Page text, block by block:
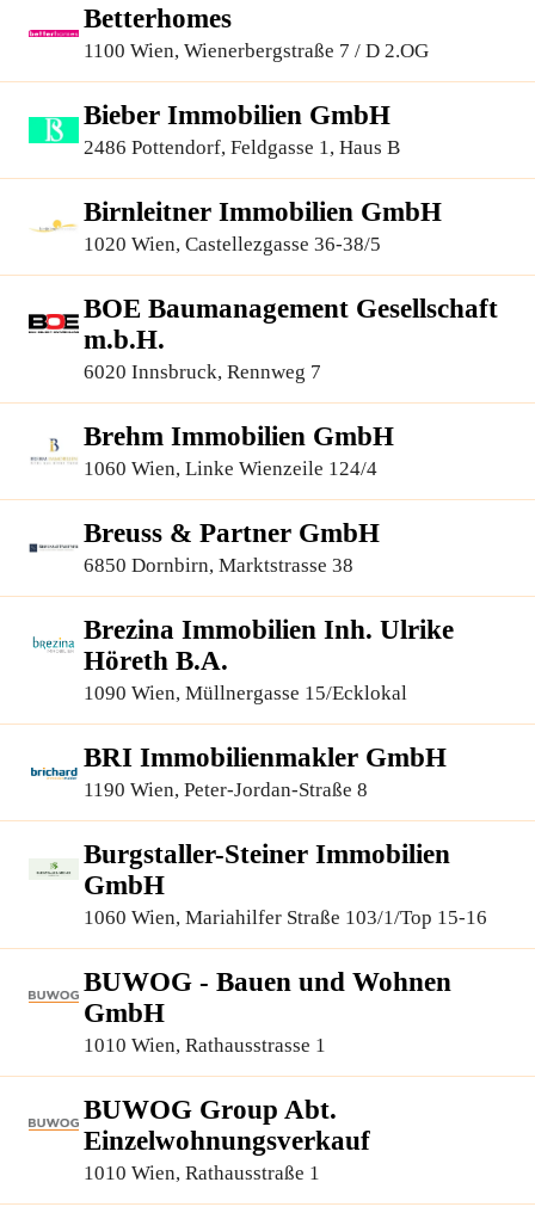
Betterhomes
1100 Wien, Wienerbergstraße 7 / D 2.OG
Bieber Immobilien GmbH
2486 Pottendorf, Feldgasse 1, Haus B
Birnleitner Immobilien GmbH
1020 Wien, Castellezgasse 36-38/5
BOE Baumanagement Gesellschaft
m.b.H.
6020 Innsbruck, Rennweg 7
Brehm Immobilien GmbH
1060 Wien, Linke Wienzeile 124/4
Breuss & Partner GmbH
6850 Dornbirn, Marktstrasse 38
Brezina Immobilien Inh. Ulrike
Höreth B.A.
1090 Wien, Müllnergasse 15/Ecklokal
BRI Immobilienmakler GmbH
1190 Wien, Peter-Jordan-Straße 8
Burgstaller-Steiner Immobilien
GmbH
1060 Wien, Mariahilfer Straße 103/1/Top 15-16
BUWOG - Bauen und Wohnen
GmbH
1010 Wien, Rathausstrasse 1
BUWOG Group Abt.
Einzelwohnungsverkauf
1010 Wien, Rathausstraße 1